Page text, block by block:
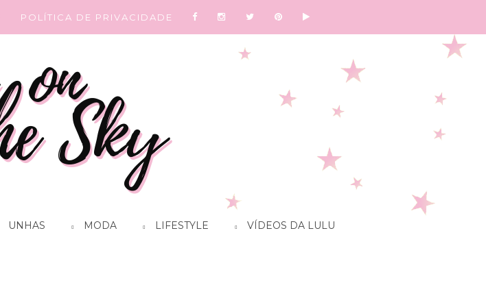
POLÍTICA DE PRIVACIDADE
UNHAS MODA LIFESTYLE VÍDEOS DA LULU